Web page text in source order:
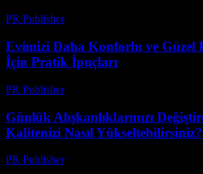
PR Publisher-
Evimizi Daha Konforlu ve Güzel
İçin Pratik İpuçları
PR Publisher-
Günlük Alışkanlıklarınızı
Kalitenizi Nasıl Yükseltebilirsiniz?
PR Publisher-